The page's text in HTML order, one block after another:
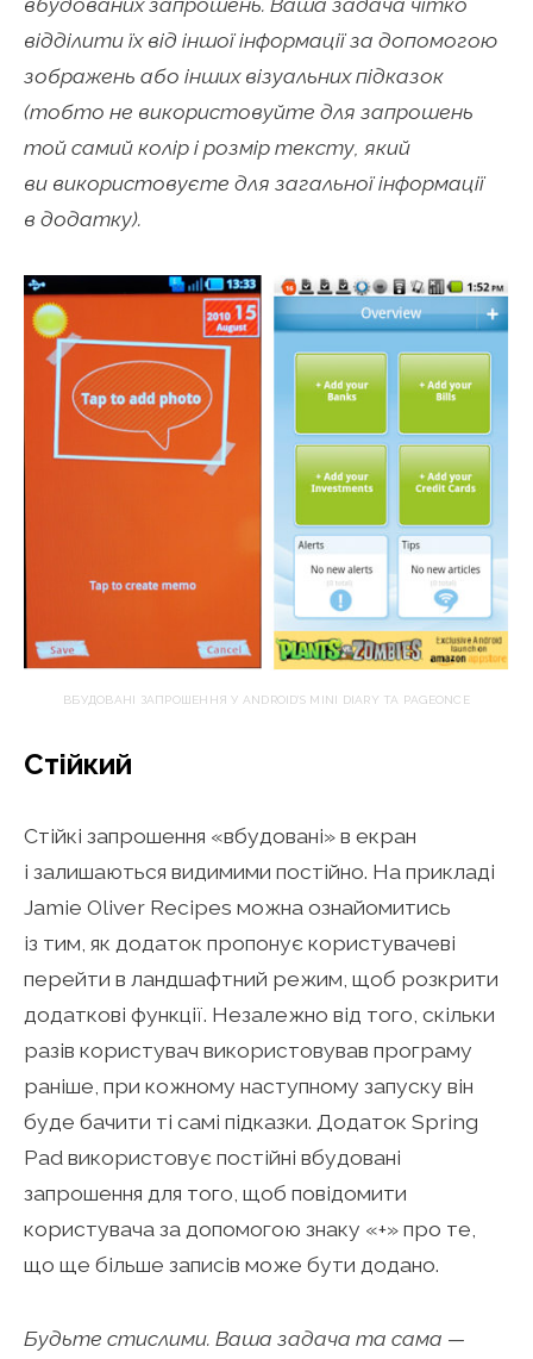
відділити їх від іншої інформації за допомогою
зображень або інших візуальних підказок
(тобто не використовуйте для запрошень
той самий колір і розмір тексту, який
ви використовуєте для загальної інформації
в додатку).
ВБУДОВАНІ ЗАПРОШЕННЯ У ANDROID’S MINI DIARY ТА PAGEONCE
Стійкий
Стійкі запрошення «вбудовані» в екран
і залишаються видимими постійно. На прикладі
Jamie Oliver Recipes можна ознайомитись
із тим, як додаток пропонує користувачеві
перейти в ландшафтний режим, щоб розкрити
додаткові функції. Незалежно від того, скільки
разів користувач використовував програму
раніше, при кожному наступному запуску він
буде бачити ті самі підказки. Додаток Spring
Pad використовує постійні вбудовані
запрошення для того, щоб повідомити
користувача за допомогою знаку «+» про те,
що ще більше записів може бути додано.
Будьте стислими. Ваша задача та сама —